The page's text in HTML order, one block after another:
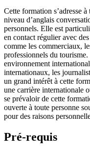
Cette formation s’adresse
niveau d’anglais
personnels. Elle est
en contact régulier avec
comme les commerciaux,
professionnels du
environnement
internationaux, les
un grand intérêt à cette
une carrière internationale
se prévaloir de cette
ouverte à toute personne
pour des raisons
Pré-requis